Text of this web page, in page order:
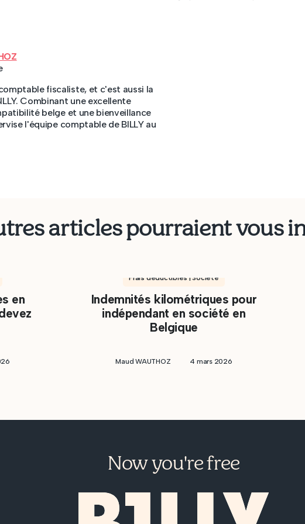
fiscaliste, et c'est aussi la
Combinant une excellente
belge et une bienveillance
l'équipe comptable de BILLY au
articles pourraient vous
en
Frais déductibles | Société
Indemnités kilométriques pour
indépendant en société en
Belgique
Maud WAUTHOZ 4 mars 2026
Now you're free